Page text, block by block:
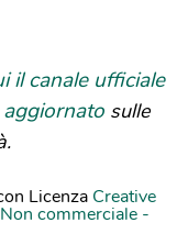
il canale ufficiale
sulle
Licenza Creative
commerciale -